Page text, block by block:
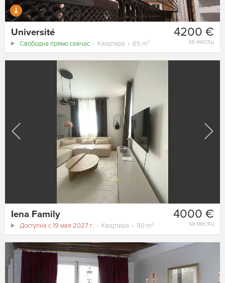
4200 €
за месяц
Université
Свободна прямо сейчас Квартира 65 m²
4000 €
за месяц
Iena Family
Доступна с 19 мая 2027 г. Квартира 90 m²